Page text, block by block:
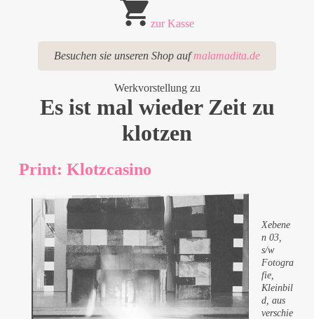
zur Kasse
Besuchen sie unseren Shop aufmalamadita.de
Werkvorstellung zu
Es ist mal wieder Zeit zu
klotzen
Print: Klotzcasino
Xebene
n 03,
s/w
Fotogra
fie,
Kleinbil
d, aus
verschie